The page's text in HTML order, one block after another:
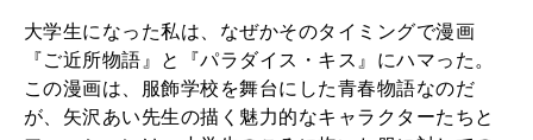
マ
の
、
日
大学生になった私は、なぜかそのタイミングで漫画
『ご近所物語』と『パラダイス・キス』にハマった。
この漫画は、服飾学校を舞台にした青春物語なのだ
が、矢沢あい先生の描く魅力的なキャラクターたちと